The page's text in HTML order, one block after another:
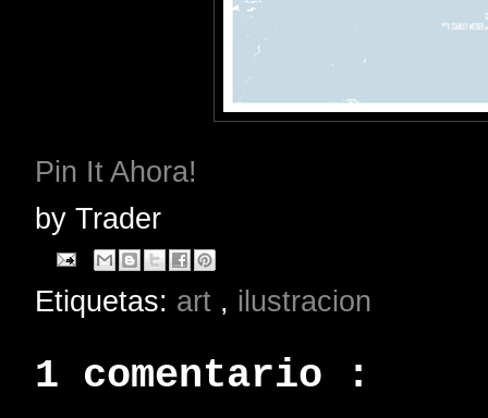
Pin It Ahora!
by Trader
Etiquetas: art , ilustracion
1 comentario :